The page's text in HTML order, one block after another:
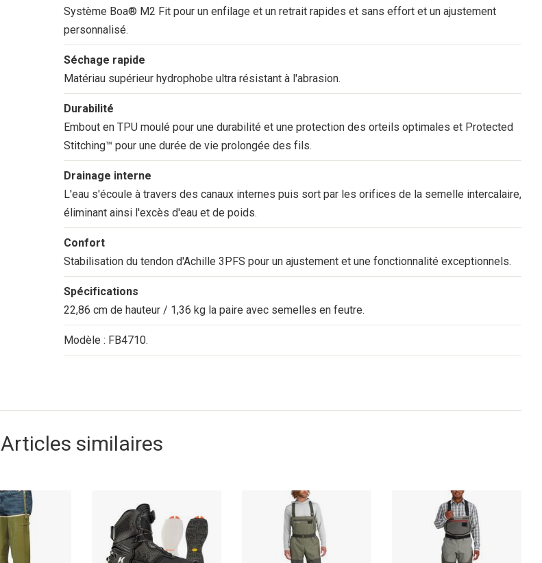
Système Boa® M2 Fit pour un enfilage et un retrait rapides et sans effort et un ajustement
personnalisé.
Séchage rapide
Matériau supérieur hydrophobe ultra résistant à l'abrasion.
Durabilité
Embout en TPU moulé pour une durabilité et une protection des orteils optimales et Protected
Stitching™ pour une durée de vie prolongée des fils.
Drainage interne
L'eau s'écoule à travers des canaux internes puis sort par les orifices de la semelle intercalaire,
éliminant ainsi l'excès d'eau et de poids.
Confort
Stabilisation du tendon d'Achille 3PFS pour un ajustement et une fonctionnalité exceptionnels.
Spécifications
22,86 cm de hauteur / 1,36 kg la paire avec semelles en feutre.
Modèle : FB4710.
Articles similaires